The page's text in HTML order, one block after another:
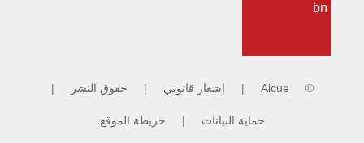
bn
©
Aicue
| إشعار قانوني | حقوق النشر |
حماية البيانات | خريطة الموقع